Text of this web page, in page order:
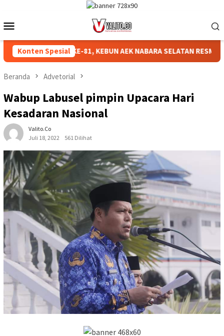
konten
Mobile
Konten Spesial
HUT RI KE-81, KEBUN AEK NABARA SELATAN RESMI
Beranda Advetorial
Wabup Labusel pimpin Upacara Hari
Kesadaran Nasional
Valito.co
Juli 18, 2022
561 Dilihat